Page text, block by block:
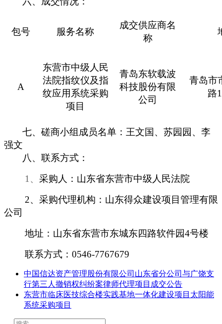
包号 服务名称
成交供应商名
称
A
东营市中级人民
法院指纹仪及指
纹应用系统采购
项目
青岛东软载波
科技股份有限
公司
青岛市
路
七、磋商小组成员名单：王文国、苏园园、李
强文
八、联系方式：
1、 采购人：山东省东营市中级人民法院
2、采购代理机构：山东得众建设项目管理有限
公司
地址：山东省东营市东城东四路软件园4号楼
联系方式： 0546-7767679
中国信达资产管理股份有限公司山东省分公司与广饶支
行第三人撤销权纠纷案律师代理项目成交公告
东营市临床医技综合楼实践基地一体化建设项目太阳能
系统采购项目